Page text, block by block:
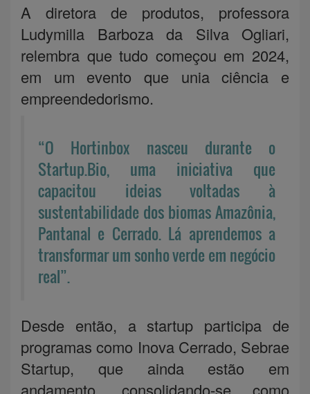
A diretora de produtos, professora
Ludymilla Barboza da Silva Ogliari,
relembra que tudo começou em 2024,
em um evento que unia ciência e
empreendedorismo.
“O Hortinbox nasceu durante o
Startup.Bio, uma iniciativa que
capacitou ideias voltadas à
sustentabilidade dos biomas Amazônia,
Pantanal e Cerrado. Lá aprendemos a
transformar um sonho verde em negócio
real”.
Desde então, a startup participa de
programas como Inova Cerrado, Sebrae
Startup, que ainda estão em
andamento, consolidando-se como